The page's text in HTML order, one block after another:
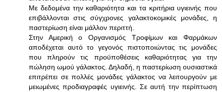
Με δεδομένα την καθαριότητα και τα κριτήρια υγιεινής που
επιβάλλονται στις σύγχρονες γαλακτοκομικές μονάδες, η
παστερίωση είναι μάλλον περιττή.
Στην Αμερική ο Οργανισμός Τροφίμων και Φαρμάκων
αποδέχεται αυτό το γεγονός πιστοποιώντας τις μονάδες
που πληρούν τις προϋποθέσεις καθαριότητας για την
πώληση ωμού γάλακτος. Δηλαδή, η παστερίωση ουσιαστικά
επιτρέπει σε πολλές μονάδες γάλακτος να λειτουργούν με
μειωμένες προδιαγραφές υγιεινής. Σε αυτή την περίπτωση